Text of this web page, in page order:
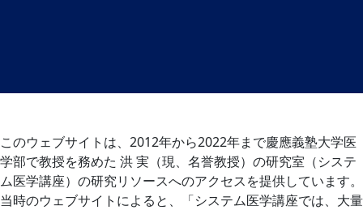
このウェブサイトは、2012年から2022年まで慶應義塾大学医
学部で教授を務めた 洪 実（現、名誉教授）の研究室（システ
ム医学講座）の研究リソースへのアクセスを提供しています。
当時のウェブサイトによると、「システム医学講座では、大量